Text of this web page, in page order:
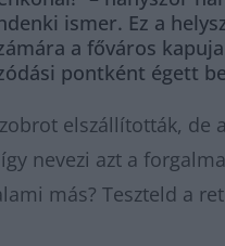
ismer. Ez a
a főváros
pontként égett
elszállították,
nevezi azt a
más? Teszteld a